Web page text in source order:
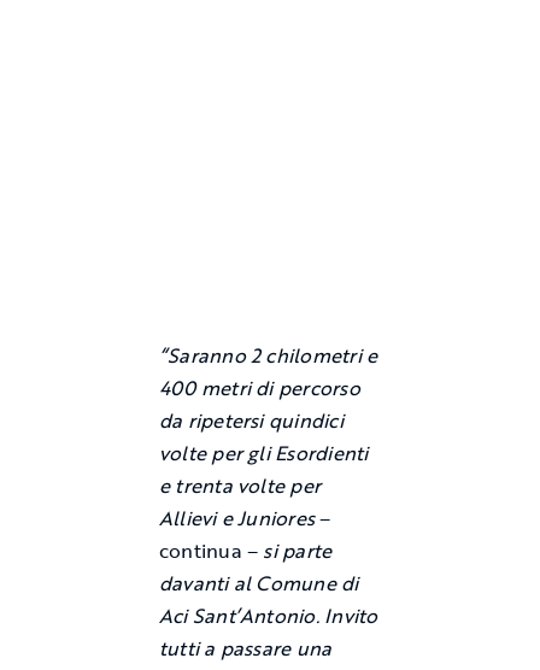
“Saranno 2 chilometri e
400 metri di percorso
da ripetersi quindici
volte per gli Esordienti
e trenta volte per
Allievi e Juniores–
continua – si parte
davanti al Comune di
Aci Sant’Antonio. Invito
tutti a passare una